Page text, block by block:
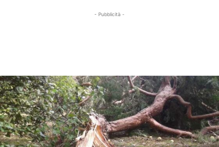
- Pubblicità -